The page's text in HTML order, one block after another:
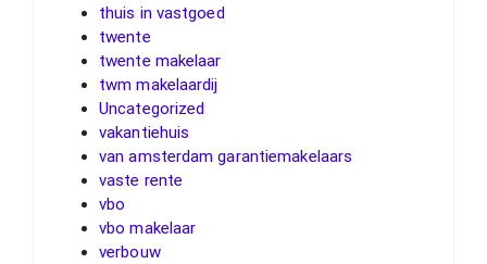
thuis in vastgoed
twente
twente makelaar
twm makelaardij
Uncategorized
vakantiehuis
van amsterdam garantiemakelaars
vaste rente
vbo
vbo makelaar
verbouw